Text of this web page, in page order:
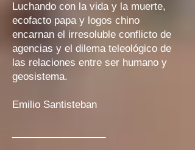
Luchando con la vida y la muerte,
ecofacto papa y logos chino
encarnan el irresoluble conflicto de
agencias y el dilema teleológico de
las relaciones entre ser humano y
geosistema.
Emilio Santisteban